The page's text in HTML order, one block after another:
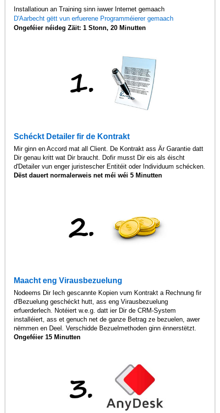
Installatioun an Training sinn iwwer Internet gemaach
D'Aarbecht gëtt vun erfuerene Programméierer gemaach
Ongeféier néideg Zäit: 1 Stonn, 20 Minutten
Schéckt Detailer fir de Kontrakt
Mir ginn en Accord mat all Client. De Kontrakt ass Är Garantie datt
Dir genau kritt wat Dir braucht. Dofir musst Dir eis als éischt
d'Detailer vun enger juristescher Entitéit oder Individuum schécken.
Dëst dauert normalerweis net méi wéi 5 Minutten
Maacht eng Virausbezuelung
Nodeems Dir Iech gescannte Kopien vum Kontrakt a Rechnung fir
d'Bezuelung geschéckt hutt, ass eng Virausbezuelung
erfuerderlech. Notéiert w.e.g. datt ier Dir de CRM-System
installéiert, ass et genuch net de ganze Betrag ze bezuelen, awer
nëmmen en Deel. Verschidde Bezuelmethoden ginn ënnerstëtzt.
Ongeféier 15 Minutten